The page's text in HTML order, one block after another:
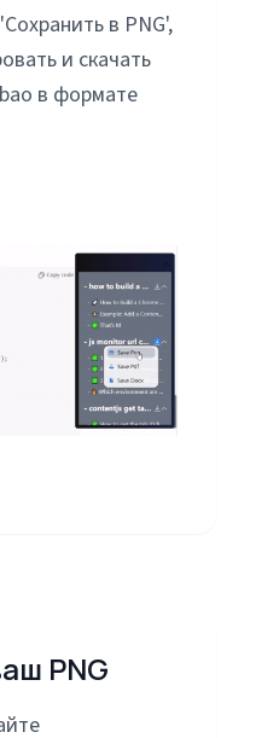
в PNG',
и скачать
в формате
PNG